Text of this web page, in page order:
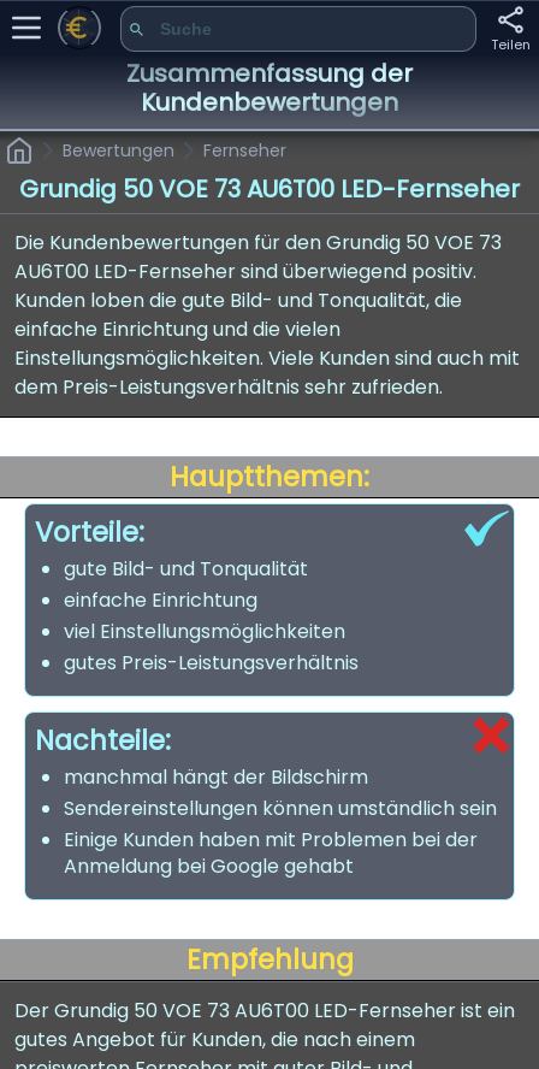
Teilen
Zusammenfassung der
Kundenbewertungen
Bewertungen Fernseher
Grundig 50 VOE 73 AU6T00 LED-Fernseher
Die Kundenbewertungen für den Grundig 50 VOE 73
AU6T00 LED-Fernseher sind überwiegend positiv.
Kunden loben die gute Bild- und Tonqualität, die
einfache Einrichtung und die vielen
Einstellungsmöglichkeiten. Viele Kunden sind auch mit
dem Preis-Leistungsverhältnis sehr zufrieden.
Hauptthemen:
Vorteile:
gute Bild- und Tonqualität
einfache Einrichtung
viel Einstellungsmöglichkeiten
gutes Preis-Leistungsverhältnis
Nachteile:
manchmal hängt der Bildschirm
Sendereinstellungen können umständlich sein
Einige Kunden haben mit Problemen bei der
Anmeldung bei Google gehabt
Empfehlung
Der Grundig 50 VOE 73 AU6T00 LED-Fernseher ist ein
gutes Angebot für Kunden, die nach einem